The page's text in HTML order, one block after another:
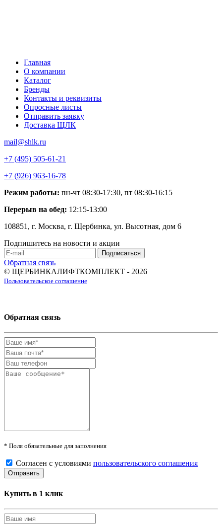
Главная
О компании
Каталог
Бренды
Контакты и реквизиты
Опросные листы
Отправить заявку
Доставка ЩЛК
mail@shlk.ru
+7 (495) 505-61-21
+7 (926) 963-16-78
Режим работы: пн-чт 08:30-17:30, пт 08:30-16:15
Перерыв на обед: 12:15-13:00
108851, г. Москва, г. Щербинка, ул. Высотная, дом 6
Подпишитесь на новости и акции
Обратная связь
© ЩЕРБИНКАЛИФТКОМПЛЕКТ - 2026
Пользовательское соглашение
Обратная связь
* Поля обязательные для заполнения
Согласен с условиями пользовательского соглашения
Купить в 1 клик